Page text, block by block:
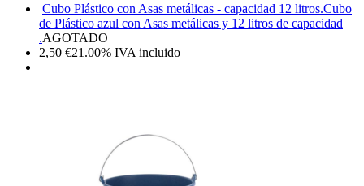
Cubo Plástico con Asas metálicas - capacidad 12 litros.Cubo
de Plástico azul con Asas metálicas y 12 litros de capacidad
.AGOTADO
2,50 €21.00% IVA incluido